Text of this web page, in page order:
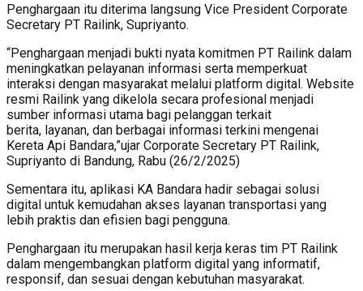
Penghargaan itu diterima langsung Vice President Corporate
Secretary PT Railink, Supriyanto.
“Penghargaan menjadi bukti nyata komitmen PT Railink dalam
meningkatkan pelayanan informasi serta memperkuat
interaksi dengan masyarakat melalui platform digital. Website
resmi Railink yang dikelola secara profesional menjadi
sumber informasi utama bagi pelanggan terkait
berita, layanan, dan berbagai informasi terkini mengenai
Kereta Api Bandara,”ujar Corporate Secretary PT Railink,
Supriyanto di Bandung, Rabu (26/2/2025)
Sementara itu, aplikasi KA Bandara hadir sebagai solusi
digital untuk kemudahan akses layanan transportasi yang
lebih praktis dan efisien bagi pengguna.
Penghargaan itu merupakan hasil kerja keras tim PT Railink
dalam mengembangkan platform digital yang informatif,
responsif, dan sesuai dengan kebutuhan masyarakat.